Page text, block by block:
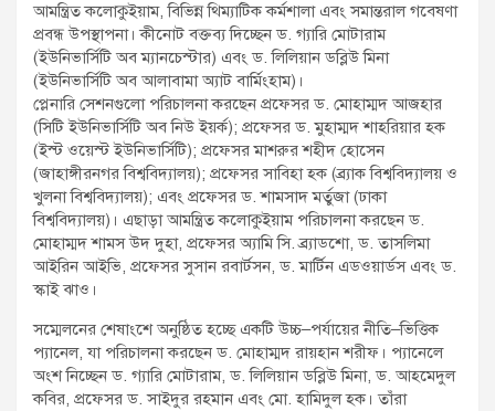
আমন্ত্রিত কলোকুইয়াম, বিভিন্ন থিম্যাটিক কর্মশালা এবং সমান্তরাল গবেষণা
প্রবন্ধ উপস্থাপনা। কীনোট বক্তব্য দিচ্ছেন ড. গ্যারি মোটারাম
(ইউনিভার্সিটি অব ম্যানচেস্টার) এবং ড. লিলিয়ান ডব্লিউ মিনা
(ইউনিভার্সিটি অব আলাবামা অ্যাট বার্মিংহাম)।
প্লেনারি সেশনগুলো পরিচালনা করছেন প্রফেসর ড. মোহাম্মদ আজহার
(সিটি ইউনিভার্সিটি অব নিউ ইয়র্ক); প্রফেসর ড. মুহাম্মদ শাহরিয়ার হক
(ইস্ট ওয়েস্ট ইউনিভার্সিটি); প্রফেসর মাশরুর শহীদ হোসেন
(জাহাঙ্গীরনগর বিশ্ববিদ্যালয়); প্রফেসর সাবিহা হক (ব্র্যাক বিশ্ববিদ্যালয় ও
খুলনা বিশ্ববিদ্যালয়); এবং প্রফেসর ড. শামসাদ মর্তুজা (ঢাকা
বিশ্ববিদ্যালয়)। এছাড়া আমন্ত্রিত কলোকুইয়াম পরিচালনা করছেন ড.
মোহাম্মদ শামস উদ দুহা, প্রফেসর অ্যামি সি. ব্র্যাডশো, ড. তাসলিমা
আইরিন আইভি, প্রফেসর সুসান রবার্টসন, ড. মার্টিন এডওয়ার্ডস এবং ড.
স্কাই ঝাও।
সম্মেলনের শেষাংশে অনুষ্ঠিত হচ্ছে একটি উচ্চ–পর্যায়ের নীতি–ভিত্তিক
প্যানেল, যা পরিচালনা করছেন ড. মোহাম্মদ রায়হান শরীফ। প্যানেলে
অংশ নিচ্ছেন ড. গ্যারি মোটারাম, ড. লিলিয়ান ডব্লিউ মিনা, ড. আহমেদুল
কবির, প্রফেসর ড. সাইদুর রহমান এবং মো. হামিদুল হক। তাঁরা